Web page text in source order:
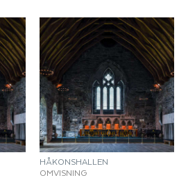
HÅKONSHALLEN
OMVISNING